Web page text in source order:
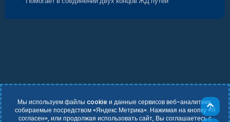
Мы используем файлы cookie и данные сервисов веб-аналитики,
собираемые посредством «Яндекс Метрика». Нажимая на кнопку «Я
согласен», или продолжая использовать сайт, Вы соглашаетесь с